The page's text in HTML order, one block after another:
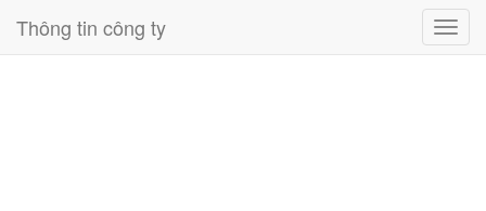
Thông tin công ty